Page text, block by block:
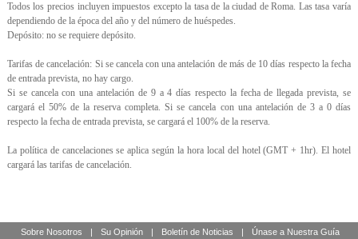
Todos los precios incluyen impuestos excepto la tasa de la ciudad de Roma. Las tasa varía
dependiendo de la época del año y del número de huéspedes.
Depósito: no se requiere depósito.
Tarifas de cancelación: Si se cancela con una antelación de más de 10 días respecto la fecha
de entrada prevista, no hay cargo.
Si se cancela con una antelación de 9 a 4 días respecto la fecha de llegada prevista, se
cargará el 50% de la reserva completa. Si se cancela con una antelación de 3 a 0 días
respecto la fecha de entrada prevista, se cargará el 100% de la reserva.
La política de cancelaciones se aplica según la hora local del hotel (GMT + 1hr). El hotel
cargará las tarifas de cancelación.
Sobre Nosotros | Su Opinión | Boletín de Noticias | Únase a Nuestra Guía